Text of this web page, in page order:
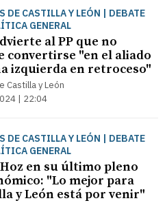
DE CASTILLA Y LEÓN | DEBATE
GENERAL
al PP que no
convertirse "en el aliado
izquierda en retroceso"
Castilla y León
| 22:04
DE CASTILLA Y LEÓN | DEBATE
GENERAL
en su último pleno
"Lo mejor para
y León está por venir"